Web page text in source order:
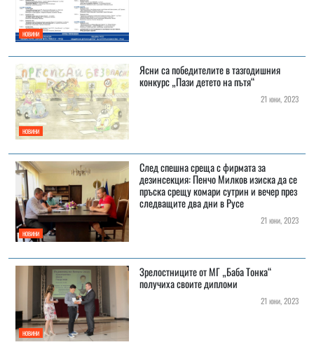
НОВИНИ
НОВИНИ
Ясни са победителите в тазгодишния
конкурс „Пази детето на пътя“
21 юни, 2023
НОВИНИ
След спешна среща с фирмата за
дезинсекция: Пенчо Милков изиска да се
пръска срещу комари сутрин и вечер през
следващите два дни в Русе
21 юни, 2023
НОВИНИ
Зрелостниците от МГ „Баба Тонка“
получиха своите дипломи
21 юни, 2023